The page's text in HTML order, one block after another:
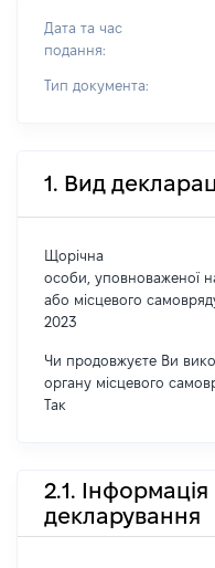
Дата та час
подання:
Тип документа:
1. Вид
Щорічна
особи, уповноваженої
або місцевого
2023
Чи продовжуєте Ви
органу місцевого
Так
2.1.
декларування